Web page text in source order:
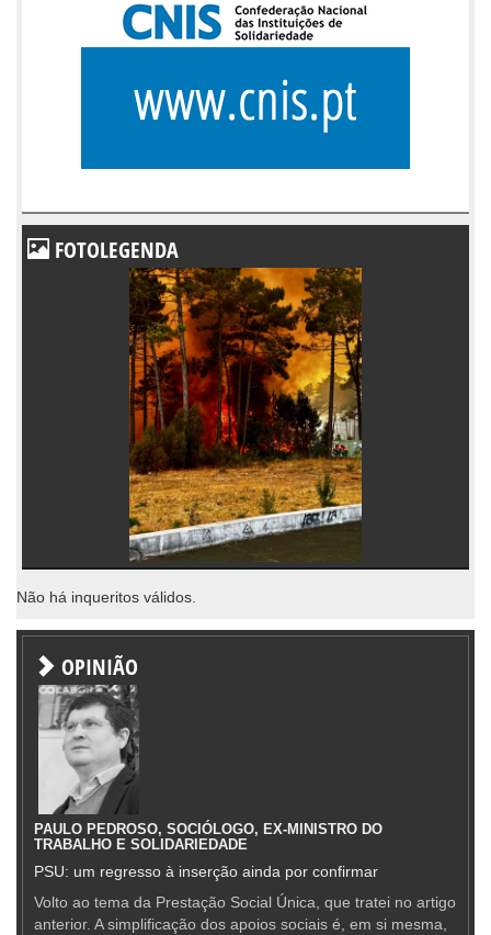
FOTOLEGENDA
Não há inqueritos válidos.
OPINIÃO
PAULO PEDROSO, SOCIÓLOGO, EX-MINISTRO DO
TRABALHO E SOLIDARIEDADE
PSU: um regresso à inserção ainda por confirmar
Volto ao tema da Prestação Social Única, que tratei no artigo
anterior. A simplificação dos apoios sociais é, em si mesma,